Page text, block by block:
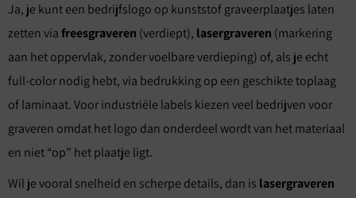
Ja, je kunt een bedrijfslogo op kunststof graveerplaatjes laten
zetten viafreesgraveren (verdiept), lasergraveren (markering
aan het oppervlak, zonder voelbare verdieping) of, als je echt
full-color nodig hebt, via bedrukking op een geschikte toplaag
of laminaat. Voor industriële labels kiezen veel bedrijven voor
graveren omdat het logo dan onderdeel wordt van het materiaal
en niet “op” het plaatje ligt.
Wil je vooral snelheid en scherpe details, dan is lasergraveren